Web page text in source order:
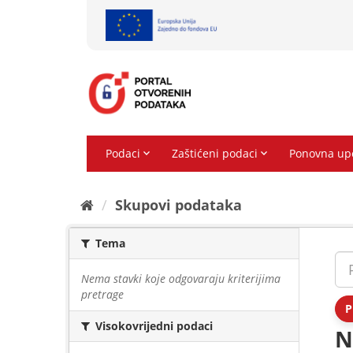
Skupovi podаtаkа
Tema
Nema stavki koje odgovaraju kriterijima
pretrage
Visokovrijedni podaci